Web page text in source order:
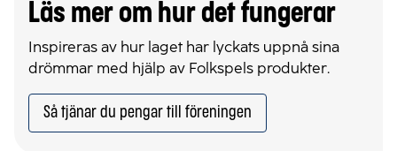
Läs mer om hur det fungerar
Inspireras av hur laget har lyckats uppnå sina
drömmar med hjälp av Folkspels produkter.
Så tjänar du pengar till föreningen